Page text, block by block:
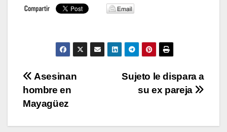
Navegación
de
entradas
Sujeto le dispara a
su ex pareja
Asesinan
hombre en
Mayagüez